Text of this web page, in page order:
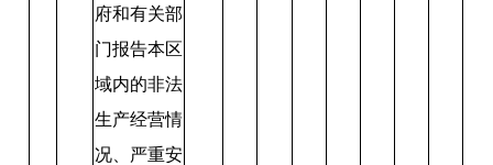
府和有关部
门报告本区
域内的非法
生产经营情
况、严重安